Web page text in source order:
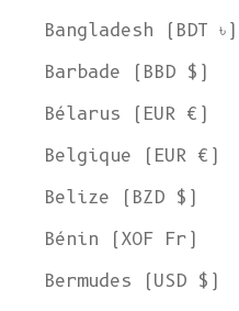
Bangladesh (BDT ৳)
Barbade (BBD $)
Bélarus (EUR €)
Belgique (EUR €)
Belize (BZD $)
Bénin (XOF Fr)
Bermudes (USD $)